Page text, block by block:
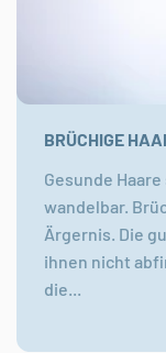
BRÜCHIGE
Gesunde
wandelbar.
Ärgernis. Die
ihnen nicht
die...